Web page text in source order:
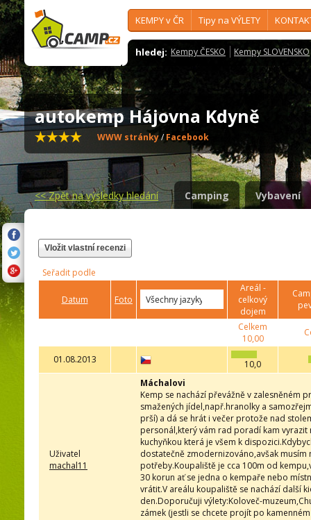
KEMPY v ČR Tipy na VÝLETY
hledej: Kempy ČESKO Kempy SLOVENSKO
autokemp Hájovna Kdyně
WWW stránky/Facebook
<<Zpět na výsledky hledání Camping Vybavení
Vložit vlastní recenzi
Seřadit podle
Datum Foto
Areál -
celkový
dojem
Celkem
10,00
01.08.2013 10,0
Uživatel
machal11
Máchalovi
Kemp se nachází převážně v zalesněném
smažených jídel,např.hranolky a
prší) a dá se hrát i večer protože nad
personál,který vám rad poradí kam vyrazit
kuchyňkou která je všem k
dostatečně zmodernizováno,avšak
potřeby.Koupaliště je cca 100m od
30 korun ať se jedna o kempaře nebo
vrátit.V areálu koupaliště se nachází další
den.Doporučuji výlety:Koloveč-
zámek (jestli se chcete projít po